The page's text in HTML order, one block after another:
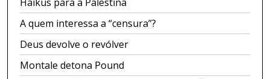
A quem interessa a “censura”?
Deus devolve o revólver
Montale detona Pound